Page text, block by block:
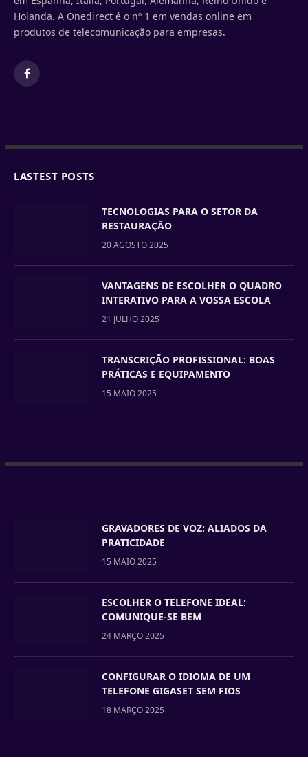
Holanda. A Onedirect é o nº 1 em vendas online em
produtos de telecomunicação para empresas.
Facebook
LASTEST POSTS
TECNOLOGIAS PARA O SETOR DA
RESTAURAÇÃO
20 AGOSTO 2025
VANTAGENS DE ESCOLHER O QUADRO
INTERATIVO PARA A VOSSA ESCOLA
21 JULHO 2025
TRANSCRIÇÃO PROFISSIONAL: BOAS
PRÁTICAS E EQUIPAMENTO
15 MAIO 2025
GRAVADORES DE VOZ: ALIADOS DA
PRATICIDADE
15 MAIO 2025
ESCOLHER O TELEFONE IDEAL:
COMUNIQUE-SE BEM
24 MARÇO 2025
CONFIGURAR O IDIOMA DE UM
TELEFONE GIGASET SEM FIOS
18 MARÇO 2025